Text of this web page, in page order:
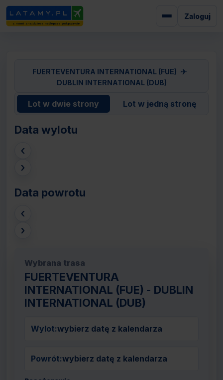
Zaloguj
FUERTEVENTURA INTERNATIONAL (FUE) ✈
DUBLIN INTERNATIONAL (DUB)
Lot w dwie strony Lot w jedną stronę
Data wylotu
‹
›
Data powrotu
‹
›
Wybrana trasa
FUERTEVENTURA
INTERNATIONAL (FUE) - DUBLIN
INTERNATIONAL (DUB)
Wylot:wybierz datę z kalendarza
Powrót:wybierz datę z kalendarza